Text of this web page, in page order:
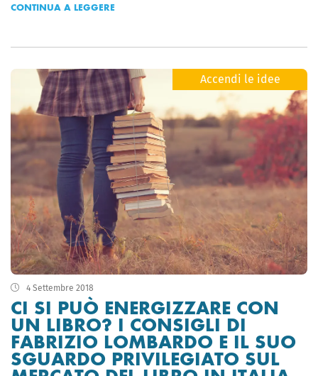
CONTINUA A LEGGERE
Accendi le idee
4 Settembre 2018
CI SI PUÒ ENERGIZZARE CON
UN LIBRO? I CONSIGLI DI
FABRIZIO LOMBARDO E IL SUO
SGUARDO PRIVILEGIATO SUL